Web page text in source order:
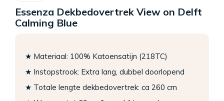
Essenza Dekbedovertrek View on Delft
Calming Blue
★ Materiaal: 100% Katoensatijn (218TC)
★ Instopstrook: Extra lang, dubbel doorlopend
★ Totale lengte dekbedovertrek: ca 260 cm